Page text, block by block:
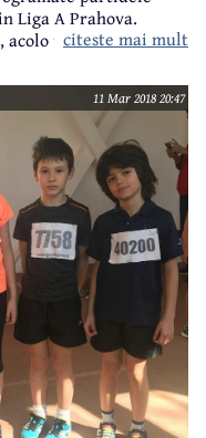
Liga A Prahova.
unde poposeşte
citeste mai mult
11 Mar 2018 20:47